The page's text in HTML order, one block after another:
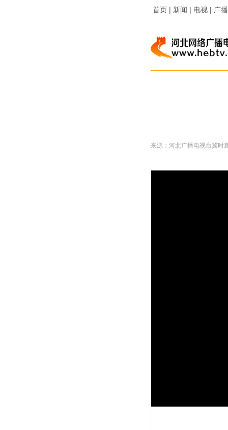
首页 | 新闻 | 电视 | 广
来源： 河北广播电视台冀时